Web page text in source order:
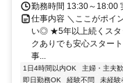
勤務時間 13:30～18:00
仕事内容 ＼ここがポイ
い◎ ★5年以上続くスタ
クありでも安心スター
事...
1日4時間以内OK 主婦・主夫
即日勤務OK
経験不問 未経験